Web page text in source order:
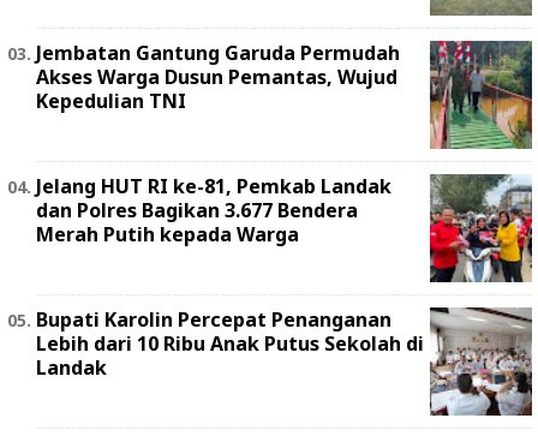
Jembatan Gantung Garuda Permudah
Akses Warga Dusun Pemantas, Wujud
Kepedulian TNI
Jelang HUT RI ke-81, Pemkab Landak
dan Polres Bagikan 3.677 Bendera
Merah Putih kepada Warga
Bupati Karolin Percepat Penanganan
Lebih dari 10 Ribu Anak Putus Sekolah di
Landak